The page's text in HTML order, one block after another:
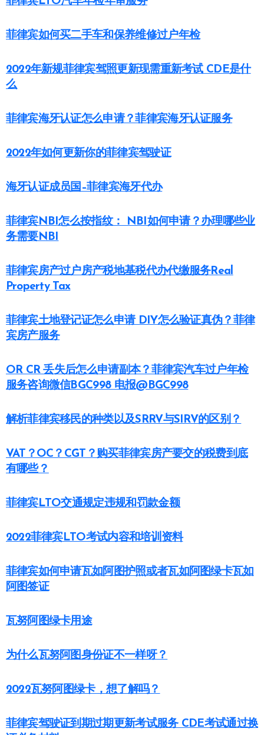
菲律宾如何买二手车和保养维修过户年检
2022年新规菲律宾驾照更新现需重新考试 CDE是什
么
菲律宾海牙认证怎么申请？菲律宾海牙认证服务
2022年如何更新你的菲律宾驾驶证
海牙认证成员国–菲律宾海牙代办
菲律宾NBI怎么按指纹： NBI如何申请？办理哪些业
务需要NBI
菲律宾房产过户房产税地基税代办代缴服务Real
Property Tax
菲律宾土地登记证怎么申请 DIY怎么验证真伪？菲律
宾房产服务
OR CR 丢失后怎么申请副本？菲律宾汽车过户年检
服务咨询微信BGC998 电报@BGC998
解析菲律宾移民的种类以及SRRV与SIRV的区别？
VAT？OC？CGT？购买菲律宾房产要交的税费到底
有哪些？
菲律宾LTO交通规定违规和罚款金额
2022菲律宾LTO考试内容和培训资料
菲律宾如何申请瓦如阿图护照或者瓦如阿图绿卡瓦如
阿图签证
瓦努阿图绿卡用途
为什么瓦努阿图身份证不一样呀？
2022瓦努阿图绿卡，想了解吗？
菲律宾驾驶证到期过期更新考试服务 CDE考试通过换